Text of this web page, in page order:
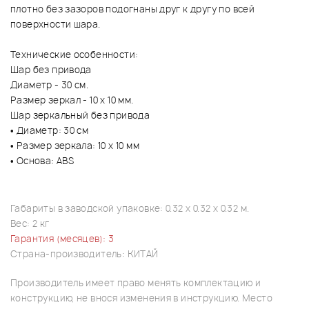
плотно без зазоров подогнаны друг к другу по всей
поверхности шара.
Технические особенности:
Шар без привода
Диаметр - 30 см.
Размер зеркал - 10 х 10 мм.
Шар зеркальный без привода
• Диаметр: 30 см
• Размер зеркала: 10 х 10 мм
• Основа: ABS
Габариты в заводской упаковке: 0.32 x 0.32 x 0.32 м.
Вес: 2 кг
Гарантия (месяцев): 3
Страна-производитель: КИТАЙ
Производитель имеет право менять комплектацию и
конструкцию, не внося изменения в инструкцию. Место